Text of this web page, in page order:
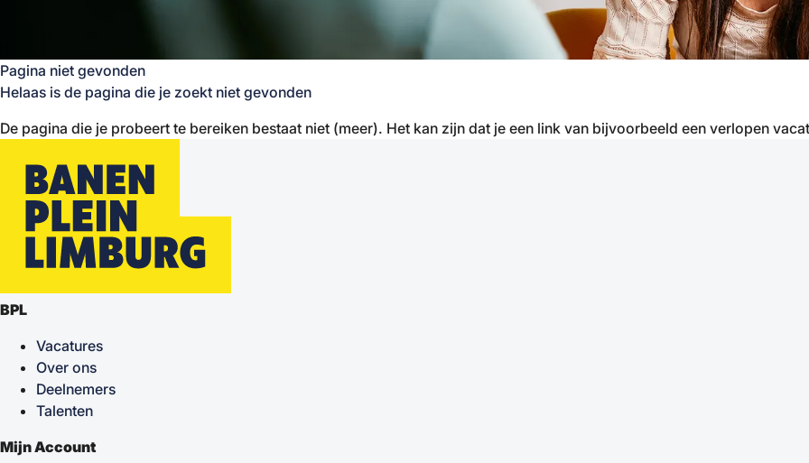
Pagina niet gevonden
Helaas is de pagina die je zoekt niet gevonden
De pagina die je probeert te bereiken bestaat niet (meer). Het kan zijn dat je een link van bijvoorbeeld een verlopen
BPL
Vacatures
Over ons
Deelnemers
Talenten
Mijn Account